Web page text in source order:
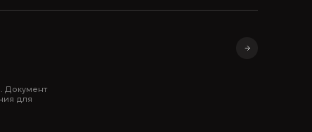
Документ
для